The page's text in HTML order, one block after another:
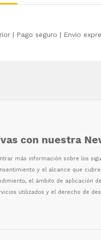
| Pago seguro | Envio
con nuestra
más información sobre los
y el alcance que
el ámbito de aplicación
utilizados y el derecho de